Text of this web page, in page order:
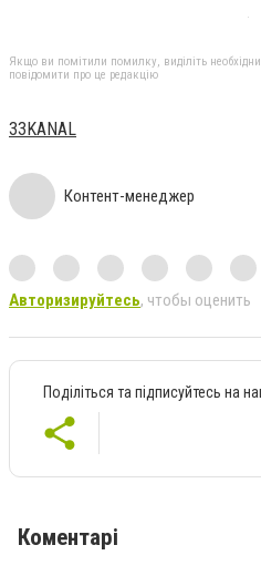
Якщо ви помітили помилку, виділіть
повідомити про це редакцію
33KANAL
Контент-менеджер
Авторизируйтесь, чтобы оценить
Поділіться та підписуйтесь на
Коментарі